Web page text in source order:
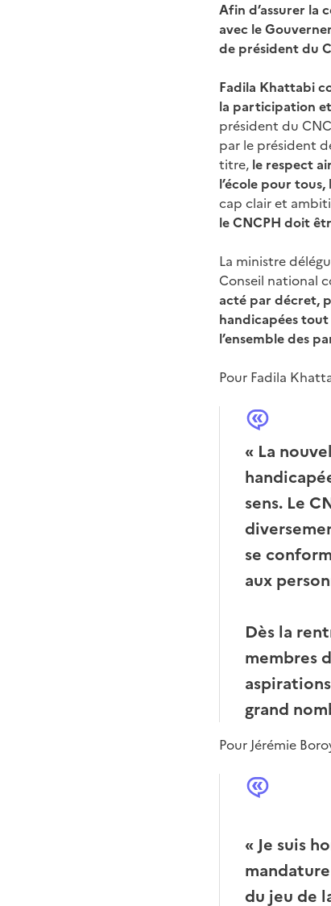
Afin d’assurer la
avec le
de président du
Fadila Khattabi
la participation
président du
par le président
titre, le respect
l’école pour
cap clair et
le CNCPH doit
La ministre
Conseil national
acté par décret,
handicapées
l’ensemble des
Pour Fadila
« La
sens. Le
se
aux
Dès la
membres
grand
Pour Jérémie
« Je suis
du jeu de